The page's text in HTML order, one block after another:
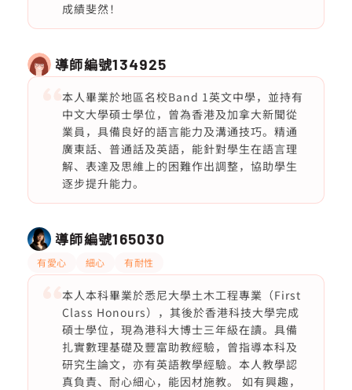
成績斐然！
導師編號134925
本人畢業於地區名校Band 1英文中學，並持有
中文大學碩士學位，曾為香港及加拿大新聞從
業員，具備良好的語言能力及溝通技巧。精通
廣東話、普通話及英語，能針對學生在語言理
解、表達及思維上的困難作出調整，協助學生
逐步提升能力。
導師編號165030
有愛心 細心 有耐性
本人本科畢業於悉尼大學土木工程專業（First
Class Honours），其後於香港科技大學完成
碩士學位，現為港科大博士三年級在讀。具備
扎實數理基礎及豐富助教經驗，曾指導本科及
研究生論文，亦有英語教學經驗。本人教學認
真負責、耐心細心，能因材施教。 如有興趣，